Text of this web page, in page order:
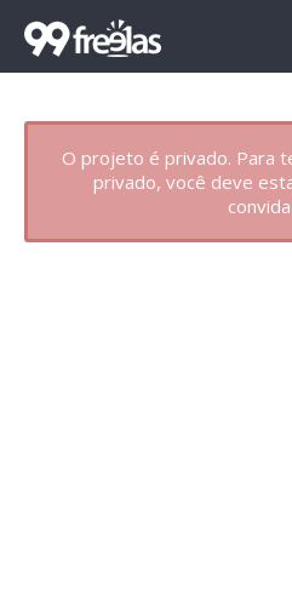
O projeto é privado. Para
privado, você deve